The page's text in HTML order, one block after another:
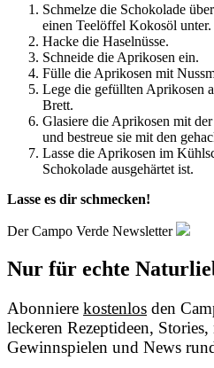
Schmelze die Schokolade
einen Teelöffel Kokosöl unter.
Hacke die Haselnüsse.
Schneide die Aprikosen ein.
Fülle die Aprikosen mit
Lege die gefüllten Aprikosen
Brett.
Glasiere die Aprikosen mit
und bestreue sie mit den
Lasse die Aprikosen im
Schokolade ausgehärtet ist.
Lasse es dir schmecken!
Der Campo Verde Newsletter
Nur für echte
Abonniere kostenlos den
leckeren Rezeptideen,
Gewinnspielen und News